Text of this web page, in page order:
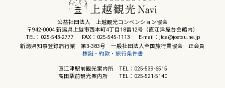
公益社団法人 上越観光コンベンション協会
〒942-0004 新潟県上越市西本町4丁目18番12号（直江津屋台会館内）
TEL：025-543-2777
FAX：025-545-1113
E-mail：jtca@joetsu.ne.jp
新潟県知事登録旅行業 第3-383号 一般社団法人全国旅行業協会 正会員
標識・約款・旅行条件書
直江津駅前観光案内所 TEL：025-539-6515
高田駅前観光案内所 TEL：025-521-5140